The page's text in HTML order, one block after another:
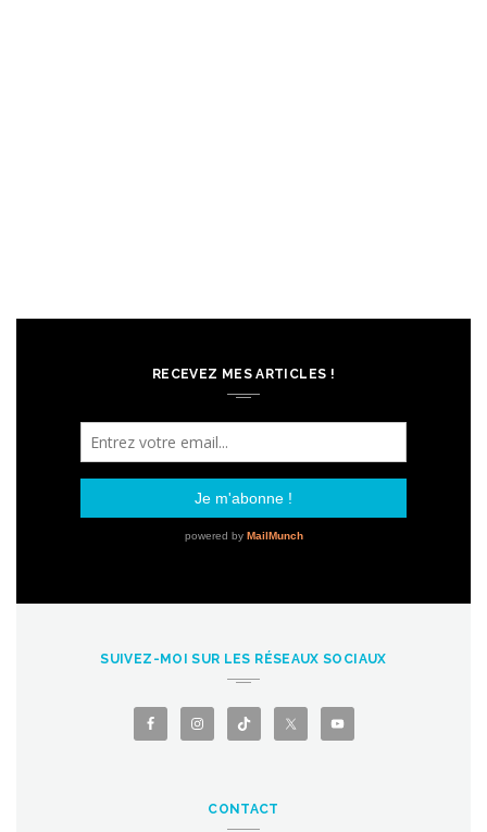
RECEVEZ MES ARTICLES !
SUIVEZ-MOI SUR LES RÉSEAUX SOCIAUX
CONTACT